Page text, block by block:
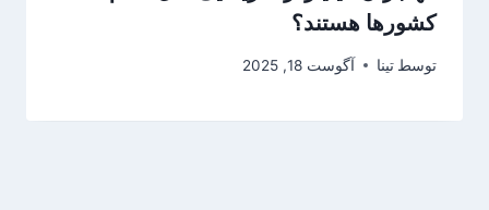
کشورها هستند؟
توسط تینا آگوست 18, 2025